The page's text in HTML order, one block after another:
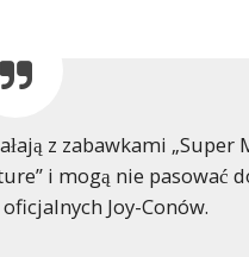
z zabawkami „Super
i mogą nie pasować
Joy-Conów.